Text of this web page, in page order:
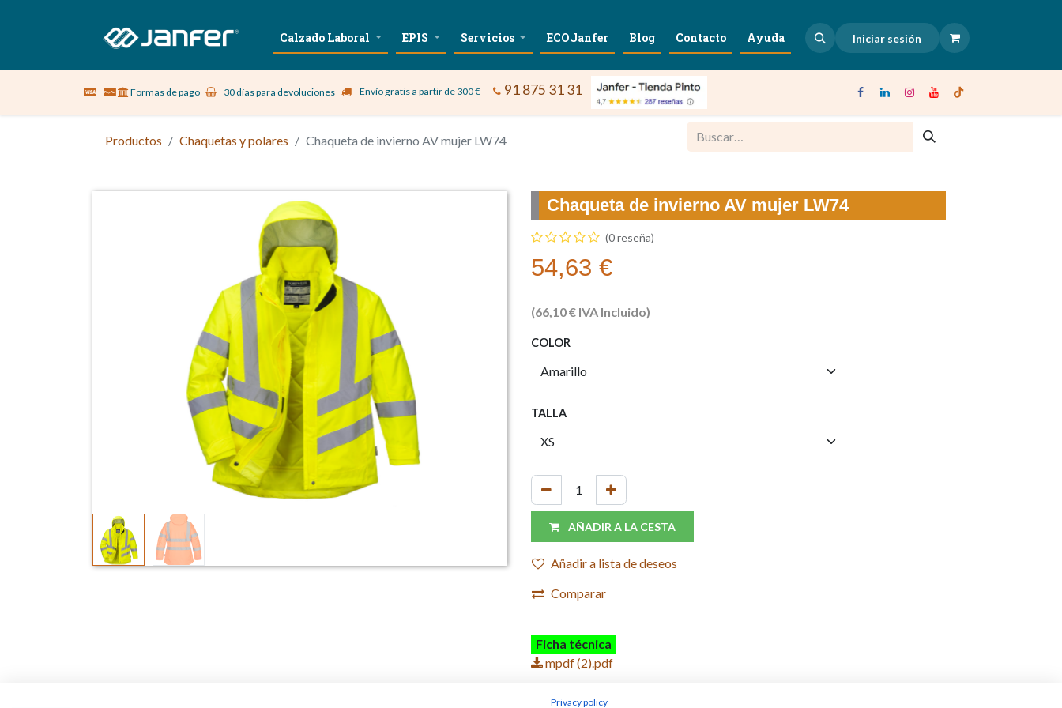
Sobre nosotros Vestuario Laboral Calzado Laboral EPIS Servicios ECOJanfer Blog Contacto Ayuda Iniciar sesión
Formas de pago 30 días para devoluciones Envío gratis a partir de 300 € 91 875 31 31
Productos Chaquetas y polares Chaqueta de invierno AV mujer LW74
Chaqueta de invierno AV mujer LW74
(0 reseña)
54,63 €
(66,10€ IVA Incluido)
COLOR
TALLA
AÑADIR A LA CESTA
Añadir a lista de deseos
Comparar
Ficha técnica
mpdf (2).pdf
Privacy policy